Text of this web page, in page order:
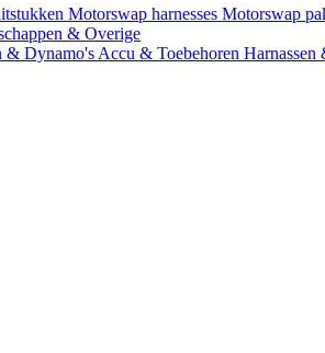
Motorswap harnesses Motorswap
& Overige
& Dynamo's Accu & Toebehoren Harnassen